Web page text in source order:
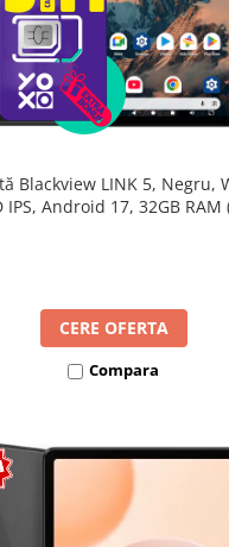
Blackview LINK 5, Negru,
IPS, Android 17, 32GB RAM
CERE OFERTA
Compara